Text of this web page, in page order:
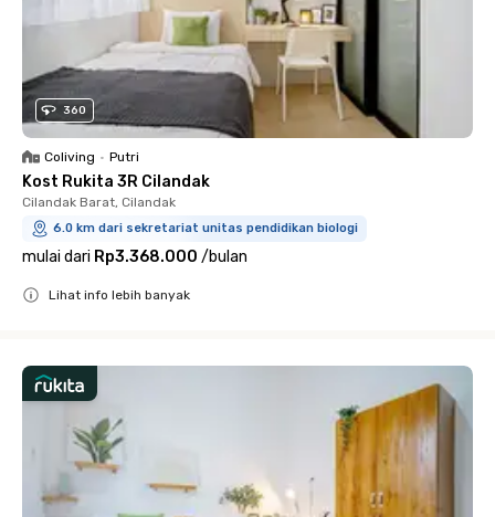
360
Coliving • Putri
Kost Rukita 3R Cilandak
Cilandak Barat, Cilandak
6.0 km dari sekretariat unitas pendidikan biologi
mulai dari Rp3.368.000 /bulan
Lihat info lebih banyak